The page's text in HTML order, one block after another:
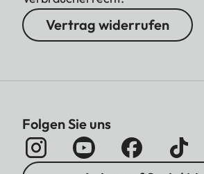
Vertrag widerrufen
Folgen Sie uns